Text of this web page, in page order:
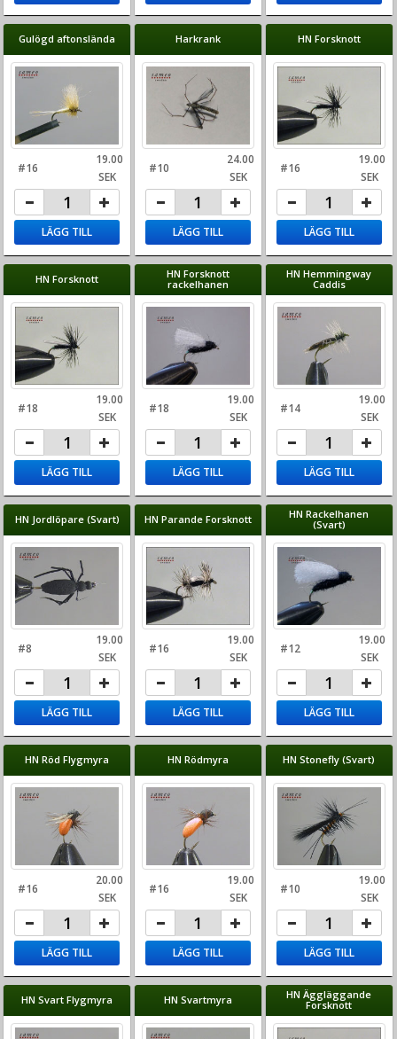
Gulögd aftonslända
#16
19.00
SEK
LÄGG TILL
Harkrank
#10
24.00
SEK
LÄGG TILL
HN Forsknott
#16
19.00
SEK
LÄGG TILL
HN Forsknott
#18
19.00
SEK
LÄGG TILL
HN Forsknott
rackelhanen
#18
19.00
SEK
LÄGG TILL
HN Hemmingway
Caddis
#14
19.00
SEK
LÄGG TILL
HN Jordlöpare (Svart)
#8
19.00
SEK
LÄGG TILL
HN Parande Forsknott
#16
19.00
SEK
LÄGG TILL
HN Rackelhanen
(Svart)
#12
19.00
SEK
LÄGG TILL
HN Röd Flygmyra
#16
20.00
SEK
LÄGG TILL
HN Rödmyra
#16
19.00
SEK
LÄGG TILL
HN Stonefly (Svart)
#10
19.00
SEK
LÄGG TILL
HN Svart Flygmyra HN Svartmyra
HN Äggläggande
Forsknott